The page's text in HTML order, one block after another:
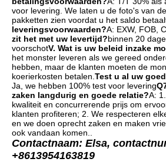
voor levering. We laten u de foto's van
pakketten zien voordat u het saldo
leveringsvoorwaarden?A: EXW, FOB,
zit het met uw levertijd?binnen 20
voorschotV. Wat is uw beleid inzake
het monster leveren als we gereed
hebben, maar de klanten moeten de
koerierkosten betalen. Test u al uw
Ja, we hebben 100% test voor levering
zaken langdurig en goede relatie?A:
kwaliteit en concurrerende prijs om
klanten profiteren; 2. We respecteren
en we doen oprecht zaken en maken
ook vandaan komen..
Contactnaam: Elsa,
+8613954163819